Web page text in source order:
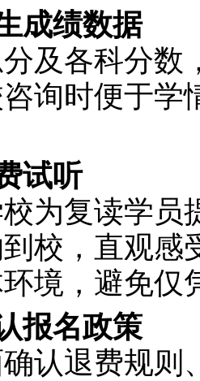
成绩数据
及各科分数
询时便于学
试听
为复读学员
校，直观感
境，避免仅
报名政策
认退费规则